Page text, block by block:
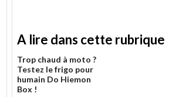
A lire dans cette rubrique
Trop chaud à moto ?
Testez le frigo pour
humain Do Hiemon
Box !